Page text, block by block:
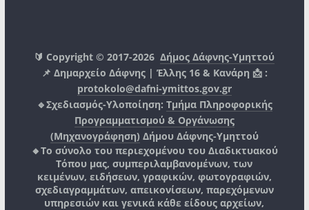
🔰 Copyright © 2017-2026Δήμος Δάφνης-Υμηττού
📌 Δημαρχείο Δάφνης | Έλλης 16 & Κανάρη 📩 :
protokolo@dafni-ymittos.gov.gr
🔹Σχεδιασμός-Υλοποίηση: Τμήμα Πληροφορικής
Προγραμματισμού & Οργάνωσης
(Μηχανογράφηση) Δήμου Δάφνης-Υμηττού
🔸Το σύνολο του περιεχομένου του Διαδικτυακού
Τόπου μας, συμπεριλαμβανομένων, των
κειμένων, ειδήσεων, γραφικών, φωτογραφιών,
σχεδιαγραμμάτων, απεικονίσεων, παρεχόμενων
υπηρεσιών και γενικά κάθε είδους αρχείων,